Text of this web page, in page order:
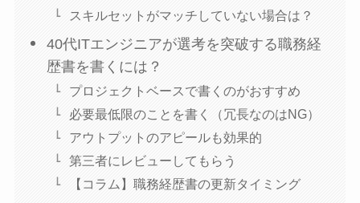
スキルセットがマッチしていない場合は？
40代ITエンジニアが選考を突破する職務経
歴書を書くには？
プロジェクトベースで書くのがおすすめ
必要最低限のことを書く（冗長なのはNG）
アウトプットのアピールも効果的
第三者にレビューしてもらう
【コラム】職務経歴書の更新タイミング